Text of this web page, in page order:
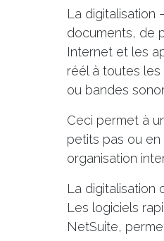
La digitalisation
documents, de
Internet et les
réél à toutes
ou bandes
Ceci permet à
petits pas ou
organisation
La digitalisation
Les logiciels
NetSuite,